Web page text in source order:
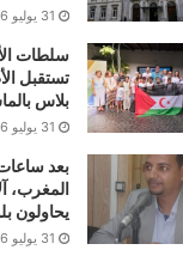
31 يوليو 2026
سلطات
تستقبل
بلاس
31 يوليو 2026
بعد
المغرب،
يحاولون
31 يوليو 2026